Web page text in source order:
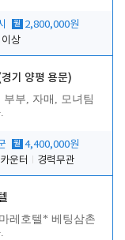
월 2,800,000원
상
기 양평 용문)
부부, 자매, 모녀팀
월 4,400,000원
운터
경력무관
레호텔* 베팅삼촌